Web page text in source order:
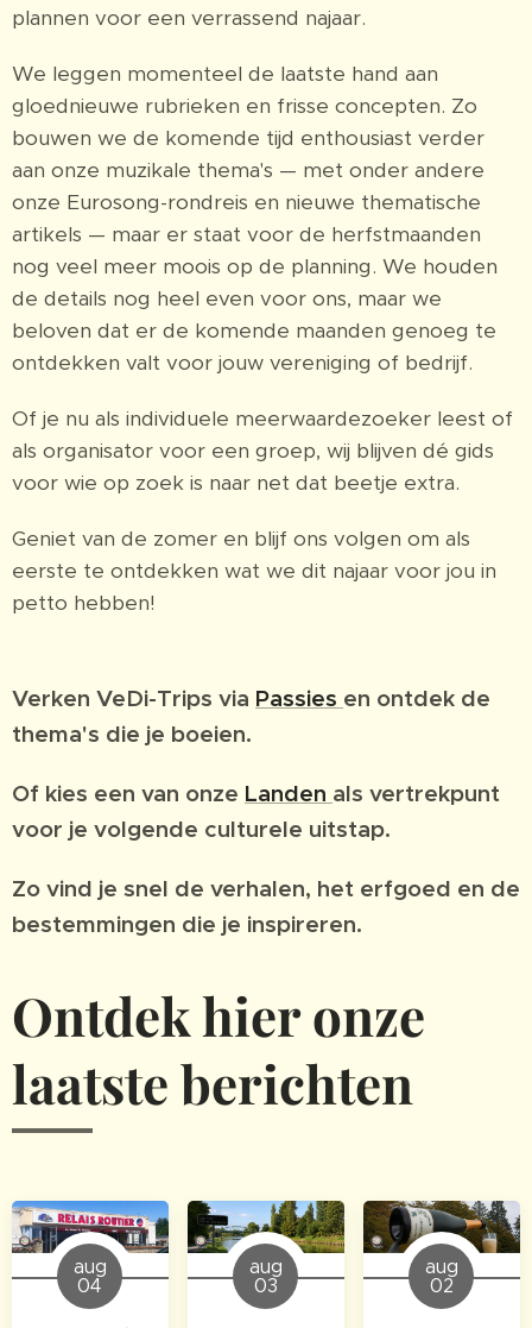
plannen voor een verrassend najaar.
We leggen momenteel de laatste hand aan
gloednieuwe rubrieken en frisse concepten. Zo
bouwen we de komende tijd enthousiast verder
aan onze muzikale thema's — met onder andere
onze Eurosong-rondreis en nieuwe thematische
artikels — maar er staat voor de herfstmaanden
nog veel meer moois op de planning. We houden
de details nog heel even voor ons, maar we
beloven dat er de komende maanden genoeg te
ontdekken valt voor jouw vereniging of bedrijf.
Of je nu als individuele meerwaardezoeker leest of
als organisator voor een groep, wij blijven dé gids
voor wie op zoek is naar net dat beetje extra.
Geniet van de zomer en blijf ons volgen om als
eerste te ontdekken wat we dit najaar voor jou in
petto hebben!
Verken VeDi-Trips via Passies en ontdek de
thema's die je boeien.
Of kies een van onze Landen als vertrekpunt
voor je volgende culturele uitstap.
Zo vind je snel de verhalen, het erfgoed en de
bestemmingen die je inspireren.
Ontdek hier onze
laatste berichten
aug
04
aug
03
aug
02